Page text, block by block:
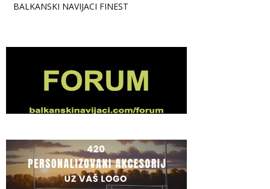
BALKANSKI NAVIJACI FINEST